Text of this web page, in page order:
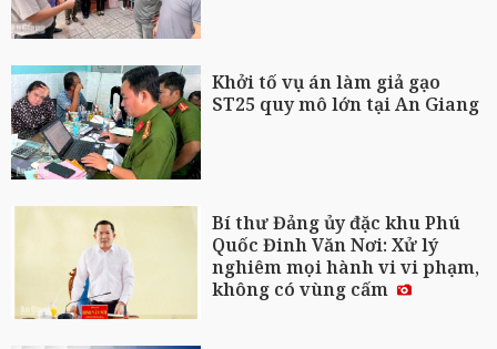
Khởi tố vụ án làm giả gạo
ST25 quy mô lớn tại An Giang
Bí thư Đảng ủy đặc khu Phú
Quốc Đinh Văn Nơi: Xử lý
nghiêm mọi hành vi vi phạm,
không có vùng cấm